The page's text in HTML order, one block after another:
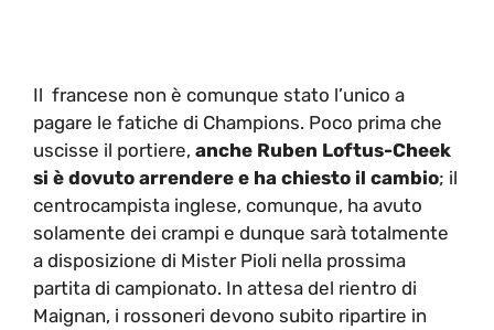
Il francese non è comunque stato l’unico a
pagare le fatiche di Champions. Poco prima che
uscisse il portiere, anche Ruben Loftus-Cheek
si è dovuto arrendere e ha chiesto il cambio; il
centrocampista inglese, comunque, ha avuto
solamente dei crampi e dunque sarà totalmente
a disposizione di Mister Pioli nella prossima
partita di campionato. In attesa del rientro di
Maignan, i rossoneri devono subito ripartire in